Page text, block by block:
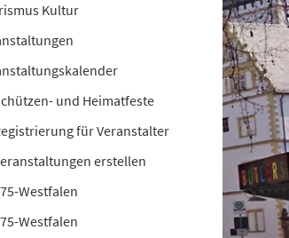
Kultur
und Heimatfeste
für Veranstalter
erstellen
Westfalen
Westfalen